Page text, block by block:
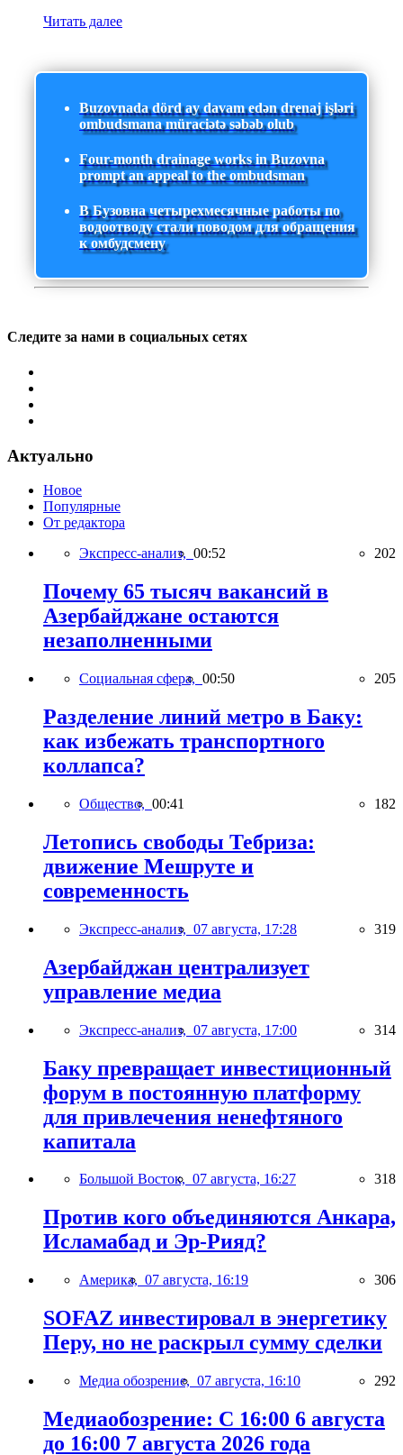
Читать далее
Buzovnada dörd ay davam edən drenaj işləri
ombudsmana müraciətə səbəb olub
Four-month drainage works in Buzovna
prompt an appeal to the ombudsman
В Бузовна четырехмесячные работы по
водоотводу стали поводом для обращения
к омбудсмену
Следите за нами в социальных сетях
Актуально
Новое
Популярные
От редактора
Экспресс-анализ, 00:52 202
Почему 65 тысяч вакансий в
Азербайджане остаются
незаполненными
Социальная сфера, 00:50 205
Разделение линий метро в Баку:
как избежать транспортного
коллапса?
Общество, 00:41 182
Летопись свободы Тебриза:
движение Мешруте и
современность
Экспресс-анализ, 07 августа, 17:28 319
Азербайджан централизует
управление медиа
Экспресс-анализ, 07 августа, 17:00 314
Баку превращает инвестиционный
форум в постоянную платформу
для привлечения ненефтяного
капитала
Большой Восток, 07 августа, 16:27 318
Против кого объединяются Анкара,
Исламабад и Эр-Рияд?
Америка, 07 августа, 16:19 306
SOFAZ инвестировал в энергетику
Перу, но не раскрыл сумму сделки
Медиа обозрение, 07 августа, 16:10 292
Медиаобозрение: С 16:00 6 августа
до 16:00 7 августа 2026 года